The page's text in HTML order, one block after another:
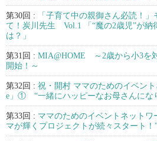
第30回 :
「子育て中の親御さん必読！
て！炭川先生 Vol.1 「“魔の2歳児”が納
は？」
第31回 : MIA@HOME ～2歳から小3を
開始！～
第32回 : 祝・開村 ママのためのイベン
e」① “一緒にハッピーなお母さんにな
第33回 : ママのためのイベントネット
マが輝くプロジェクトが続々スタート！